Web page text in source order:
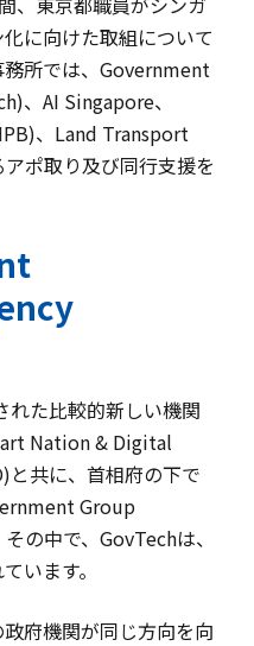
に向けた取組について
所では、Government
、AI Singapore、
、Land Transport
ポ取り及び同行支援を
れた比較的新しい機関
Nation & Digital
共に、首相府の下で
Group
の中で、GovTechは、
います。
府機関が同じ方向を向